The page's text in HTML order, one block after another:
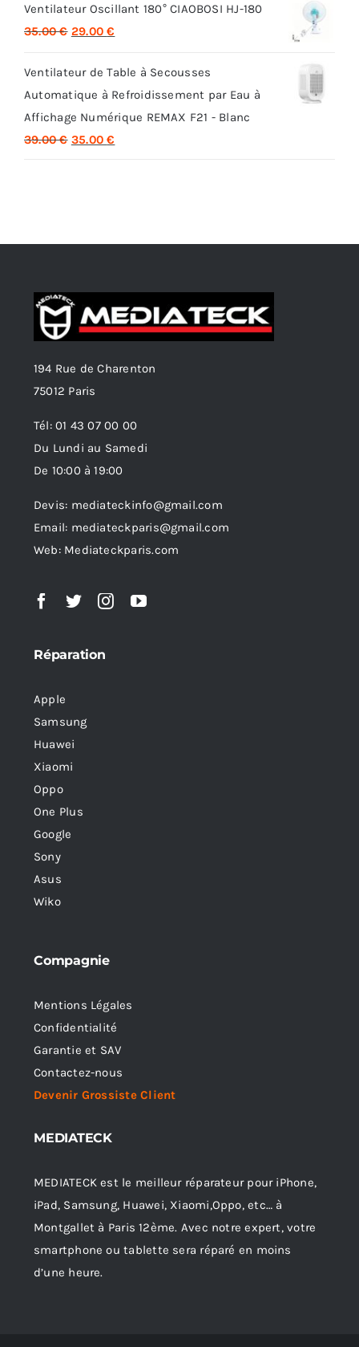
initial
était :
actuel
Ventilateur Oscillant 180° CIAOBOSI HJ-180
35.00€ Le
initial
était :
35.00 €.
29.00€
actuel
est :
29.00 €.
Ventilateur de Table à Secousses
Automatique à Refroidissement par Eau à
Affichage Numérique REMAX F21 - Blanc
39.00€ Le
35.00€
194 Rue de Charenton
75012 Paris
Tél: 01 43 07 00 00
Du Lundi au Samedi
De 10:00 à 19:00
Devis: mediateckinfo@gmail.com
Email: mediateckparis@gmail.com
Web: Mediateckparis.com
Réparation
Apple
Samsung
Huawei
Xiaomi
Oppo
One Plus
Google
Sony
Asus
Wiko
Compagnie
Mentions Légales
Confidentialité
Garantie et SAV
Contactez-nous
Devenir Grossiste Client
MEDIATECK
MEDIATECK est le meilleur réparateur pour iPhone,
iPad, Samsung, Huawei, Xiaomi,Oppo, etc… à
Montgallet à Paris 12ème. Avec notre expert, votre
smartphone ou tablette sera réparé en moins
d’une heure.